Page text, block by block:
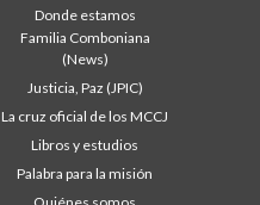
Donde estamos
Familia Comboniana
(News)
Justicia, Paz (JPIC)
La cruz oficial de los MCCJ
Libros y estudios
Palabra para la misión